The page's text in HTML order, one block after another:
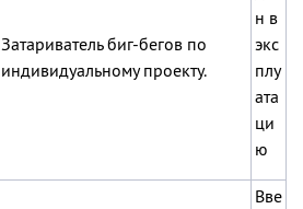
Затариватель биг-бегов по
индивидуальному проекту.
н в
экс
плу
ата
ци
ю
Вве